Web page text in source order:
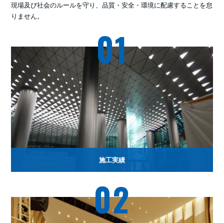
現場及び社会のルールを守り、品質・安全・環境に配慮することを怠
りません。
施工実績
01
02